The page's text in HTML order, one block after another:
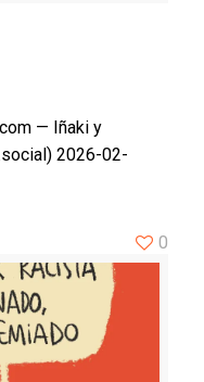
— Iñaki y
2026-02-
0